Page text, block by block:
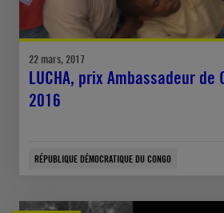
22 mars, 2017
LUCHA, prix Ambassadeur de
2016
RÉPUBLIQUE DÉMOCRATIQUE DU CONGO